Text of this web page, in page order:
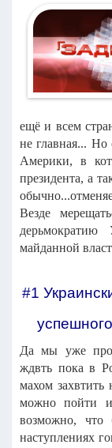
ещё и всем
не главная...
Америки, в
президента, а
Везде
майданной
#1
Да мы уже про
ждвть пока в
махом
можно пойти и
возможно, что
наступлениях